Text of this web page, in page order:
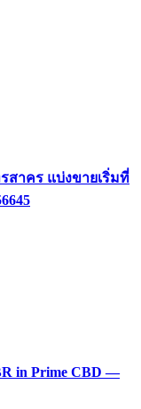
าคร แบ่งขายเริ่มที่
in Prime CBD —